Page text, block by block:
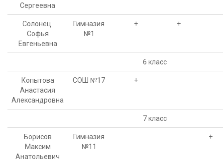
Сергеевна
Солонец
Софья
Евгеньевна
Гимназия
№1
+ +
6 класс
Копытова
Анастасия
Александровна
СОШ №17 +
7 класс
Борисов
Максим
Анатольевич
Гимназия
№11
+